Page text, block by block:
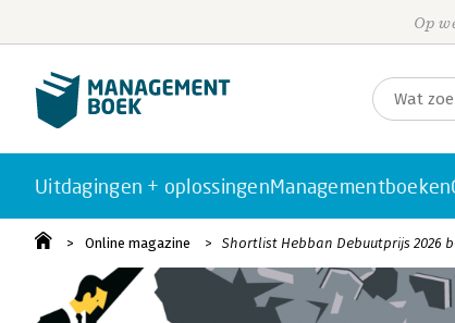
Op
Uitdagingen + oplossingenManagementboeken
Online magazine Shortlist Hebban Debuutprijs 2026